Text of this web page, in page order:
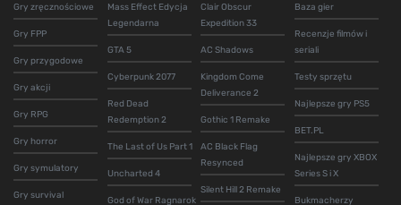
Gry zręcznościowe
Gry FPP
Gry przygodowe
Gry akcji
Gry RPG
Gry horror
Gry symulatory
Gry survival
Mass Effect Edycja
Legendarna
GTA 5
Cyberpunk 2077
Red Dead
Redemption 2
The Last of Us Part 1
Uncharted 4
God of War Ragnarok
Clair Obscur
Expedition 33
AC Shadows
Kingdom Come
Deliverance 2
Gothic 1 Remake
AC Black Flag
Resynced
Silent Hill 2 Remake
Baza gier
Recenzje filmów i
seriali
Testy sprzętu
Najlepsze gry PS5
BET.PL
Najlepsze gry XBOX
Series S i X
Bukmacherzy